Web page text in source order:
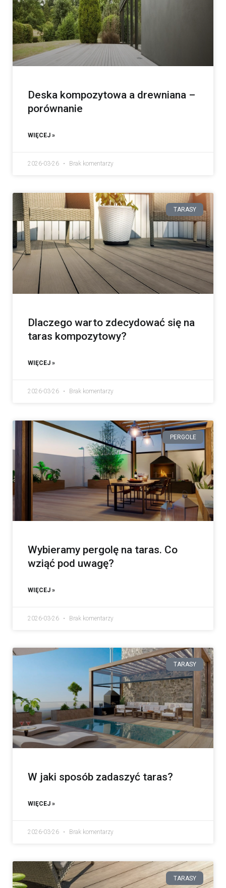
Deska kompozytowa a drewniana –
porównanie
WIĘCEJ »
2026-03-26 Brak komentarzy
TARASY
Dlaczego warto zdecydować się na
taras kompozytowy?
WIĘCEJ »
2026-03-26 Brak komentarzy
PERGOLE
Wybieramy pergolę na taras. Co
wziąć pod uwagę?
WIĘCEJ »
2026-03-26 Brak komentarzy
TARASY
W jaki sposób zadaszyć taras?
WIĘCEJ »
2026-03-26 Brak komentarzy
TARASY